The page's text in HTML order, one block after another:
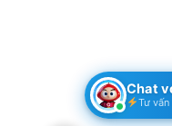
(TDLAD-18) Thành
Chat
Tư vấn